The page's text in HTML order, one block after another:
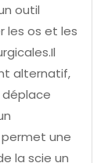
outil
les os et les
alternatif,
déplace
une
la scie un